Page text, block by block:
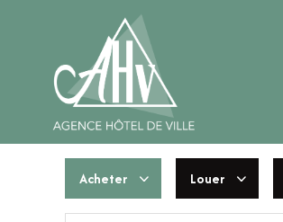
Acheter Louer